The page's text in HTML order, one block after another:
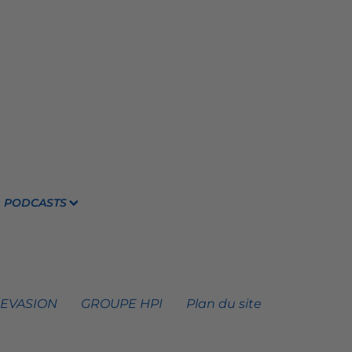
PODCASTS
GROUPE HPI Plan du site